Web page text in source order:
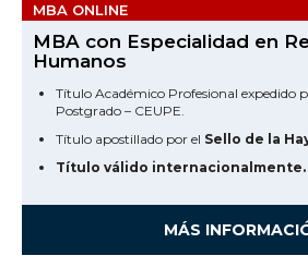
MBA ONLINE
MBA con Especialidad en
Humanos
Título Académico Profesional expedido
Postgrado – CEUPE.
Título apostillado por el Sello de la
Título válido internacionalmente.
MÁS